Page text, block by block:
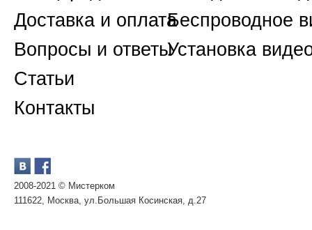
Доставка и оплата
Вопросы и ответы
Статьи
Контакты
2008-2021 © Мистерком
111622, Москва, ул.Большая Косинская, д.27
Беспроводное
Установка